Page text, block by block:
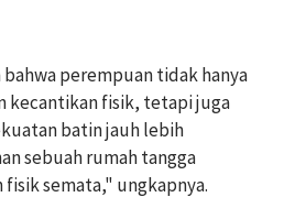
perempuan tidak hanya
kecantikan fisik, tetapi juga
batin jauh lebih
sebuah rumah tangga
semata," ungkapnya.